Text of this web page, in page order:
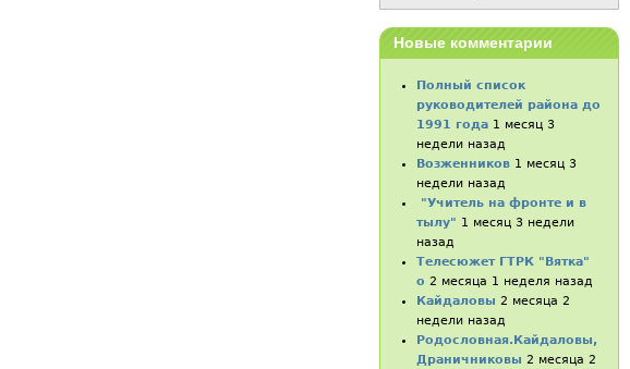
Новые комментарии
Полный список
руководителей района до
1991 года 1 месяц 3
недели назад
Возженников 1 месяц 3
недели назад
"Учитель на фронте и в
тылу" 1 месяц 3 недели
назад
Телесюжет ГТРК "Вятка"
о 2 месяца 1 неделя назад
Кайдаловы 2 месяца 2
недели назад
Родословная.Кайдаловы,
Драничниковы 2 месяца 2